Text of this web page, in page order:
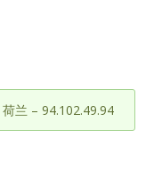
兰 – 94.102.49.94